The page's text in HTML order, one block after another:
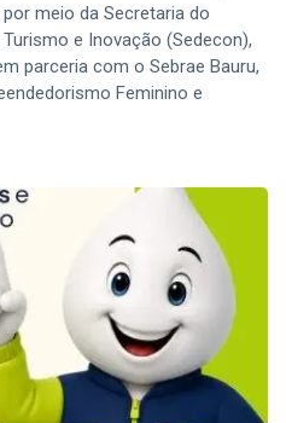
meio da Secretaria do
e Inovação (Sedecon),
parceria com o Sebrae Bauru,
Feminino e